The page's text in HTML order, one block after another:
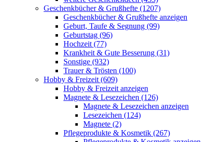
Geschenkbücher & Grußhefte (1207)
Geschenkbücher & Grußhefte anzeigen
Geburt, Taufe & Segnung (99)
Geburtstag (96)
Hochzeit (77)
Krankheit & Gute Besserung (31)
Sonstige (932)
Trauer & Trösten (100)
Hobby & Freizeit (609)
Hobby & Freizeit anzeigen
Magnete & Lesezeichen (126)
Magnete & Lesezeichen anzeigen
Lesezeichen (124)
Magnete (2)
Pflegeprodukte & Kosmetik (267)